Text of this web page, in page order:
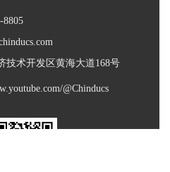
8805
技术开发区黄海大道168号
@Chinducs